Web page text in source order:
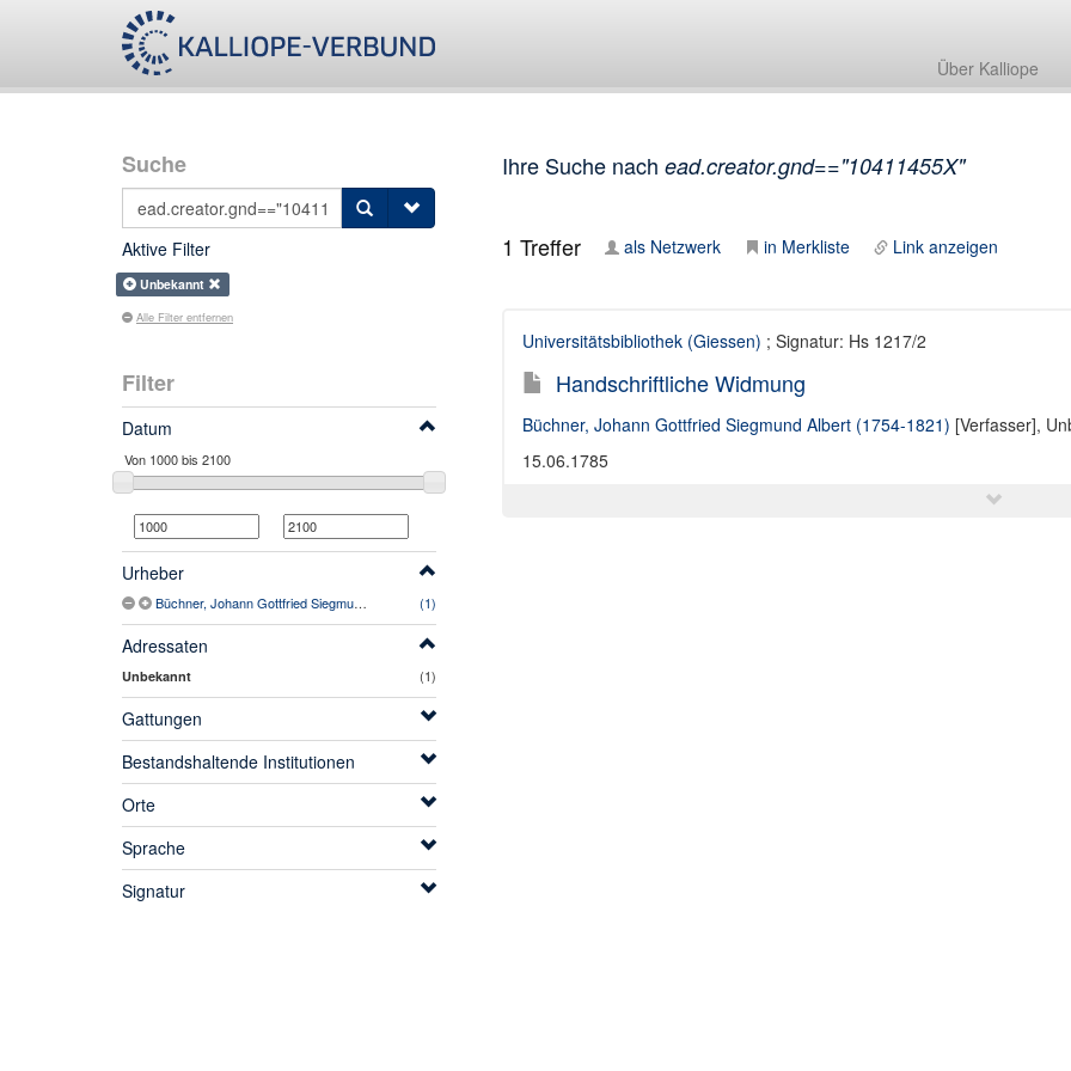
Über Kalliope
Suche
Aktive Filter
Unbekannt
Alle Filter entfernen
Filter
Datum
Urheber
Büchner, Johann Gottfried Siegmund Albert (1754-1821) (1)
Adressaten
Unbekannt (1)
Gattungen
Bestandshaltende Institutionen
Orte
Sprache
Signatur
Ihre Suche nach ead.creator.gnd=="10411455X"
1 Treffer als Netzwerk in Merkliste Link anzeigen
Universitätsbibliothek (Giessen) ; Signatur: Hs 1217/2
Handschriftliche Widmung
Büchner, Johann Gottfried Siegmund Albert (1754-1821) [Verfasser],
15.06.1785